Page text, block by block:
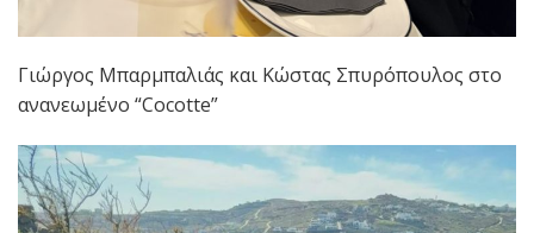
Γιώργος Μπαρμπαλιάς και Κώστας Σπυρόπουλος στο
ανανεωμένο “Cocotte”